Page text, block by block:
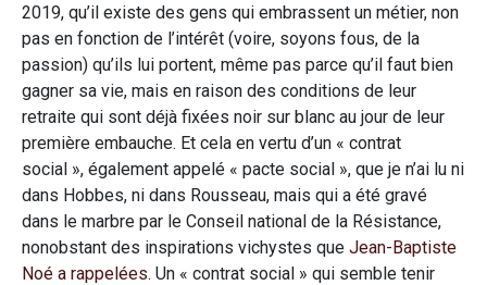
2019, qu’il existe des gens qui embrassent un métier, non
pas en fonction de l’intérêt (voire, soyons fous, de la
passion) qu’ils lui portent, même pas parce qu’il faut bien
gagner sa vie, mais en raison des conditions de leur
retraite qui sont déjà fixées noir sur blanc au jour de leur
première embauche. Et cela en vertu d’un « contrat
social », également appelé « pacte social », que je n’ai lu ni
dans Hobbes, ni dans Rousseau, mais qui a été gravé
dans le marbre par le Conseil national de la Résistance,
nonobstant des inspirations vichystes que Jean-Baptiste
Noé a rappelées. Un « contrat social » qui semble tenir